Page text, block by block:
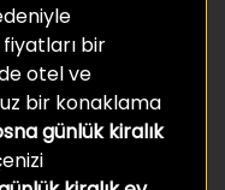
bir
otel ve
bir konaklama
günlük kiralık